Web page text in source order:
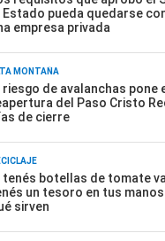
Estado pueda quedarse
empresa privada
MONTAÑA
riesgo de avalanchas pone
del Paso Cristo
de cierre
tenés botellas de tomate
un tesoro en tus
sirven